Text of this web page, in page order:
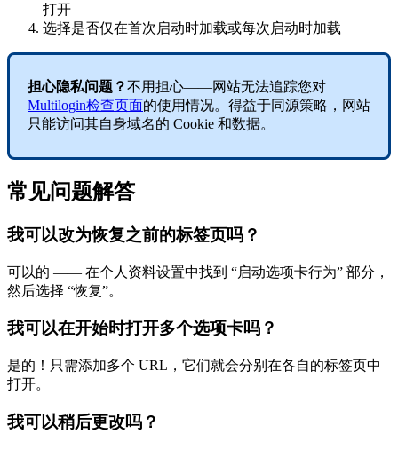
打开
选择是否仅在首次启动时加载或每次启动时加载
担心隐私问题？不用担心——网站无法追踪您对
Multilogin检查页面的使用情况。得益于同源策略，网站
只能访问其自身域名的 Cookie 和数据。
常见问题解答
我可以改为恢复之前的标签页吗？
可以的 —— 在个人资料设置中找到 “启动选项卡行为” 部分，
然后选择 “恢复”。
我可以在开始时打开多个选项卡吗？
是的！只需添加多个 URL，它们就会分别在各自的标签页中
打开。
我可以稍后更改吗？